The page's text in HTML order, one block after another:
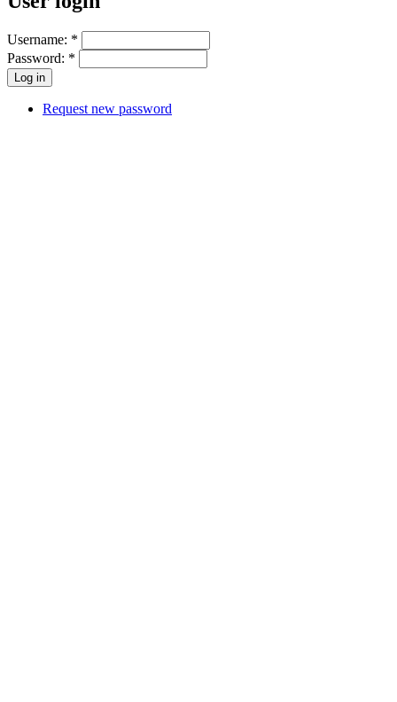
Username: *
Password: *
Request new password